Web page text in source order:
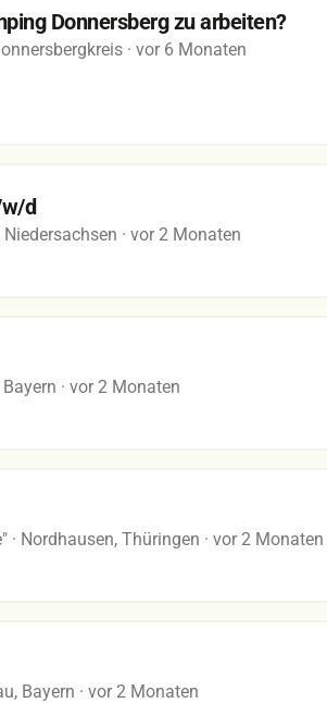
Donnersberg zu arbeiten?
· vor 6 Monaten
d
Niedersachsen · vor 2 Monaten
· vor 2 Monaten
· Nordhausen, Thüringen · vor 2 Monaten
Bayern · vor 2 Monaten